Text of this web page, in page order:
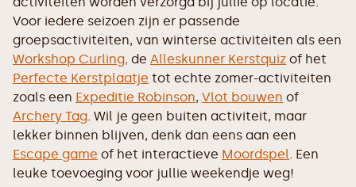
Voor iedere seizoen zijn er passende
groepsactiviteiten, van winterse activiteiten als een
Workshop Curling, de Alleskunner Kerstquiz of het
Perfecte Kerstplaatje tot echte zomer-activiteiten
zoals een Expeditie Robinson, Vlot bouwen of
Archery Tag. Wil je geen buiten activiteit, maar
lekker binnen blijven, denk dan eens aan een
Escape game of het interactieve Moordspel. Een
leuke toevoeging voor jullie weekendje weg!